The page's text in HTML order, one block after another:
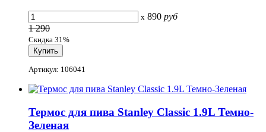
x 890 руб
1 290
Скидка 31%
Артикул: 106041
Термос для пива Stanley Classic 1.9L Темно-
Зеленая